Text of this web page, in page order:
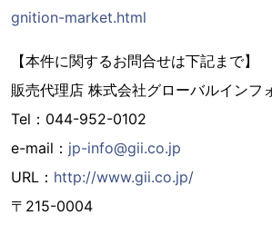
gnition-market.html
【本件に関するお問合せは下記まで】
販売代理店 株式会社グローバルインフ
Tel：044-952-0102
e-mail： jp-info@gii.co.jp
URL： http://www.gii.co.jp/
〒215-0004